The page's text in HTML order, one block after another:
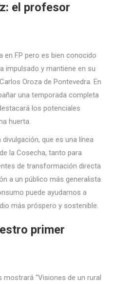
el profesor
en FP pero es bien conocido
impulsado y mantiene en su
Oroza de Pontevedra. En
una temporada completa
los potenciales
huerta.
que es una línea
la Cosecha, tanto para
de transformación directa
a un público más generalista
puede ayudarnos a
más próspero y sostenible.
primer
“Visiones de un rural